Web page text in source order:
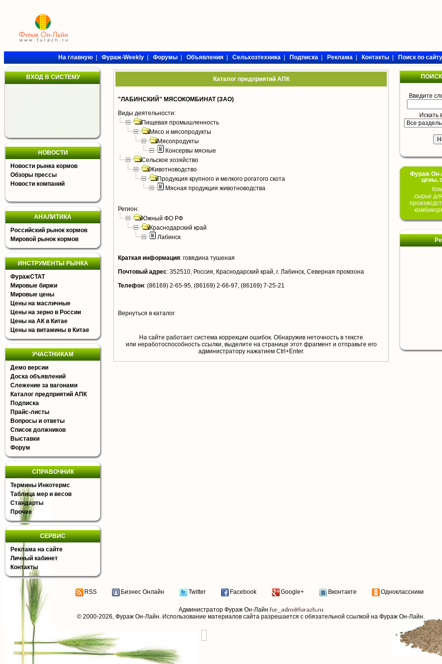
На главную|Фураж-Weekly|Форумы|Объявления|Сельхозтехника|Подписка|Реклама|Контакты|Поиск по сайту
ВХОД В СИСТЕМУ
НОВОСТИ
Новости рынка кормов
Обзоры прессы
Новости компаний
АНАЛИТИКА
Российский рынок кормов
Мировой рынок кормов
ИНСТРУМЕНТЫ РЫНКА
ФуражСТАТ
Мировые биржи
Мировые цены
Цены на масличные
Цены на зерно в России
Цены на АК в Китае
Цены на витамины в Китае
УЧАСТНИКАМ
Демо версии
Доска объявлений
Слежение за вагонами
Каталог предприятий АПК
Подписка
Прайс-листы
Вопросы и ответы
Список должников
Выставки
Форум
СПРАВОЧНИК
Термины Инкотермс
Таблица мер и весов
Стандарты
Прочее
СЕРВИС
Реклама на сайте
Личный кабинет
Контакты
Каталог предприятий АПК
"ЛАБИНСКИЙ" МЯСОКОМБИНАТ (ЗАО)
Виды деятельности:
Пищевая промышленность
Мясо и мясопродукты
Мясопродукты
Консервы мясные
Сельское хозяйство
Животноводство
Продукция крупного и мелкого рогатого скота
Мясная продукция животноводства
Регион:
Южный ФО РФ
Краснодарский край
Лабинск
Краткая информация: говядина тушеная
Почтовый адрес: 352510, Россия, Краснодарский край, г. Лабинск, Северная промзона
Телефон: (86169) 2-65-95, (86169) 2-66-97, (86169) 7-25-21
Вернуться в каталог
На сайте работает система коррекции ошибок. Обнаружив неточность в тексте
или неработоспособность ссылки, выделите на странице этот фрагмент и отправьте его
aдминистратору нажатием Ctrl+Enter.
Введите
Искать
Фураж Он-
цены,
сырье
RSS Бизнес Онлайн Twitter Facebook Google+ Вконтакте Одноклассники
Администратор Фураж Он-Лайн
© 2000-2026, Фураж Он-Лайн. Использование материалов сайта разрешается с обязательной ссылкой на Фураж Он-Лайн.